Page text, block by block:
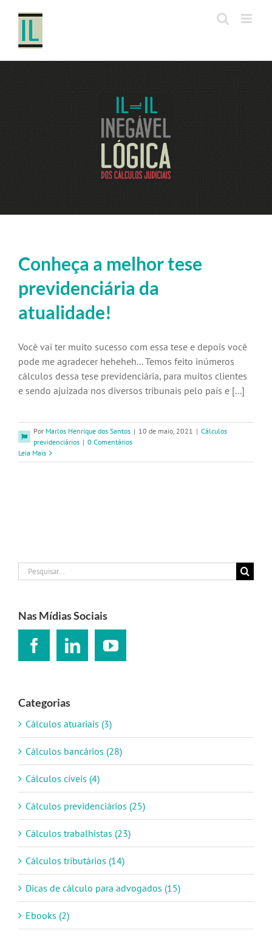
conteúdo
Conheça a melhor tese
previdenciária da
atualidade!
Você vai ter muito sucesso com essa tese e depois você
pode me agradecer heheheh... Temos feito inúmeros
cálculos dessa tese previdenciária, para muitos clientes
e sendo ajuizada nos diversos tribunais pelo país e [...]
Por Marlos Henrique dos Santos | 10 de maio, 2021 | Cálculos
previdenciários | 0 Comentários
Leia Mais
Buscar
resultados
Nas Mídias Sociais
Categorias
Cálculos atuariais (3)
Cálculos bancários (28)
Cálculos cíveis (4)
Cálculos previdenciários (25)
Cálculos trabalhistas (23)
Cálculos tributários (14)
Dicas de cálculo para advogados (15)
Ebooks (2)